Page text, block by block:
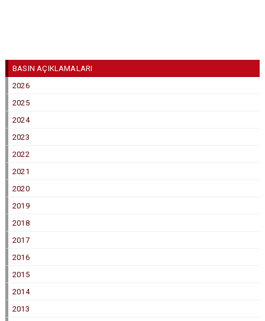
BASIN AÇIKLAMALARI
2026
2025
2024
2023
2022
2021
2020
2019
2018
2017
2016
2015
2014
2013